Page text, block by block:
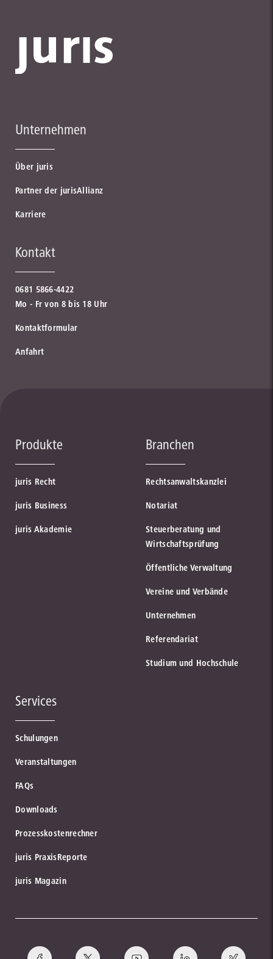
Unternehmen
Über juris
Partner der jurisAllianz
Karriere
Kontakt
0681 5866-4422
Mo - Fr von 8 bis 18 Uhr
Kontaktformular
Anfahrt
Produkte
juris Recht
juris Business
juris Akademie
Branchen
Rechtsanwaltskanzlei
Notariat
Steuerberatung und
Wirtschaftsprüfung
Öffentliche Verwaltung
Vereine und Verbände
Unternehmen
Referendariat
Studium und Hochschule
Services
Schulungen
Veranstaltungen
FAQs
Downloads
Prozesskostenrechner
juris PraxisReporte
juris Magazin